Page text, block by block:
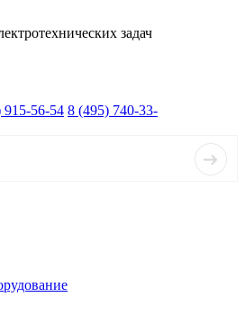
задач
915-56-54 8 (495) 740-33-